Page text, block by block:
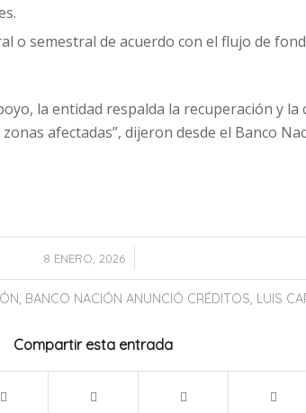
o semestral de acuerdo con el flujo de
la entidad respalda la recuperación y la
afectadas”, dijeron desde el Banco
8 ENERO, 2026
/
, BANCO NACIÓN ANUNCIÓ CRÉDITOS, LUIS
Compartir esta entrada